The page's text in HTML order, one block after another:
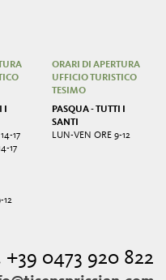
I
17
17
12
ORARI DI APERTURA
UFFICIO TURISTICO
TESIMO
PASQUA - TUTTI I
SANTI
LUN-VEN ORE 9-12
+39 0473 920 822